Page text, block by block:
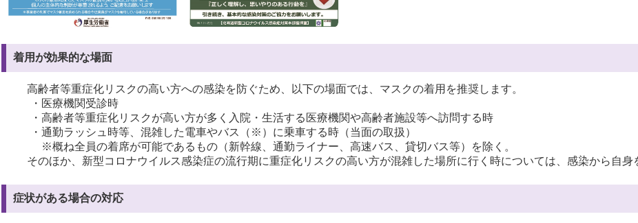
着用が効果的な場面
高齢者等重症化リスクの高い方への感染を防ぐため、以下の場面では、マスクの着用を推奨します。
・医療機関受診時
・高齢者等重症化リスクが高い方が多く入院・生活する医療機関や高齢者施設等へ訪問する時
・通勤ラッシュ時等、混雑した電車やバス（ ※ ）に乗車する時（当面の取扱）
※概ね全員の着席が可能であるもの（新幹線、通勤ライナー、高速バス、貸切バス等）を除く。
そのほか、新型コロナウイルス感染症の流行期に重症化リスクの高い方が混雑した場所に行く時については、感染から自身
症状がある場合の対応